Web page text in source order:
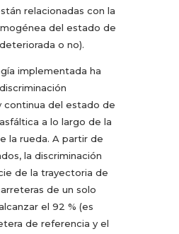
relacionadas con la
del estado de
o no).
implementada ha
continua del estado de
a lo largo de la
la rueda. A partir de
la discriminación
de la trayectoria de
de un solo
el 92 % (es
de referencia y el